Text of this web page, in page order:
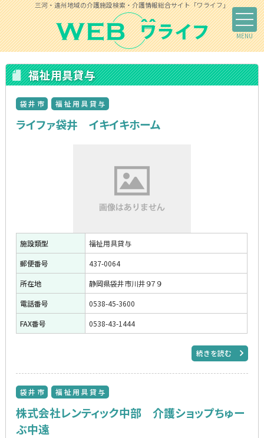
三河・遠州地域の介護施設検索・介護情報総合サイト「ワライフ」
福祉用具貸与
袋井市 福祉用具貸与
ライファ袋井 イキイキホーム
施設類型
福祉用具貸与
郵便番号
437-0064
所在地
静岡県袋井市川井９７９
電話番号
0538-45-3600
FAX番号
0538-43-1444
続きを読む
袋井市 福祉用具貸与
株式会社レンティック中部 介護ショップちゅー
ぶ中遠